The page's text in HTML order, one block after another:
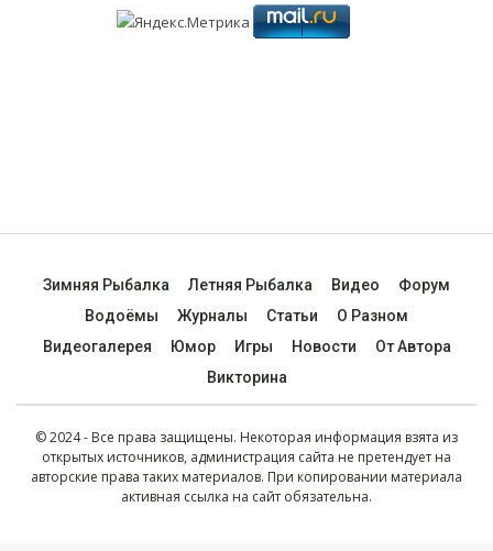
Зимняя Рыбалка Летняя Рыбалка Видео
Форум
Водоёмы
Журналы Статьи
О Разном
Видеогалерея
Юмор Игры Новости
От Автора
Викторина
© 2024 - Все права защищены. Некоторая информация взята из
открытых источников, администрация сайта не претендует на
авторские права таких материалов. При копировании материала
активная ссылка на сайт обязательна.